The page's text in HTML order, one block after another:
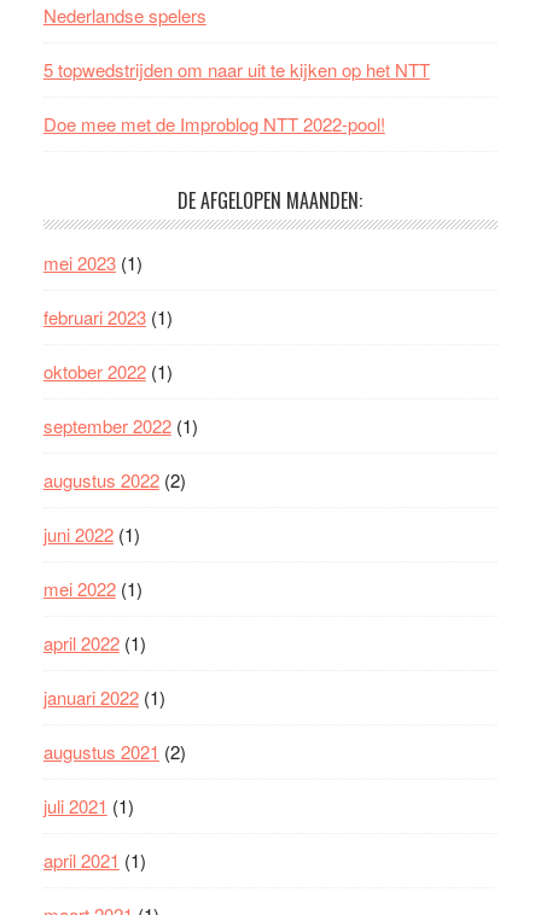
Nederlandse spelers
5 topwedstrijden om naar uit te kijken op het NTT
Doe mee met de Improblog NTT 2022-pool!
DE AFGELOPEN MAANDEN:
mei 2023(1)
februari 2023(1)
oktober 2022(1)
september 2022(1)
augustus 2022(2)
juni 2022(1)
mei 2022(1)
april 2022(1)
januari 2022(1)
augustus 2021 (2)
juli 2021 (1)
april 2021 (1)